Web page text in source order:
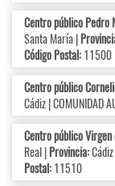
Centro público Pedro
Santa María |
Código Postal:11500
Centro público
Cádiz | COMUNIDAD
Centro público
Real |Provincia:
Postal:11510